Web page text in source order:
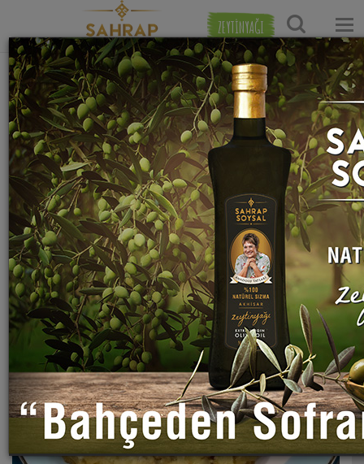
ZEYTİNYAĞI
Ana Sayfa Kahvaltılık Tarifleri Omlet Tarifleri